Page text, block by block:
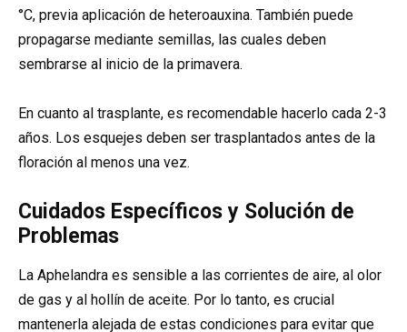
°C, previa aplicación de heteroauxina. También puede
propagarse mediante semillas, las cuales deben
sembrarse al inicio de la primavera.
En cuanto al trasplante, es recomendable hacerlo cada 2-3
años. Los esquejes deben ser trasplantados antes de la
floración al menos una vez.
Cuidados Específicos y Solución de
Problemas
La Aphelandra es sensible a las corrientes de aire, al olor
de gas y al hollín de aceite. Por lo tanto, es crucial
mantenerla alejada de estas condiciones para evitar que